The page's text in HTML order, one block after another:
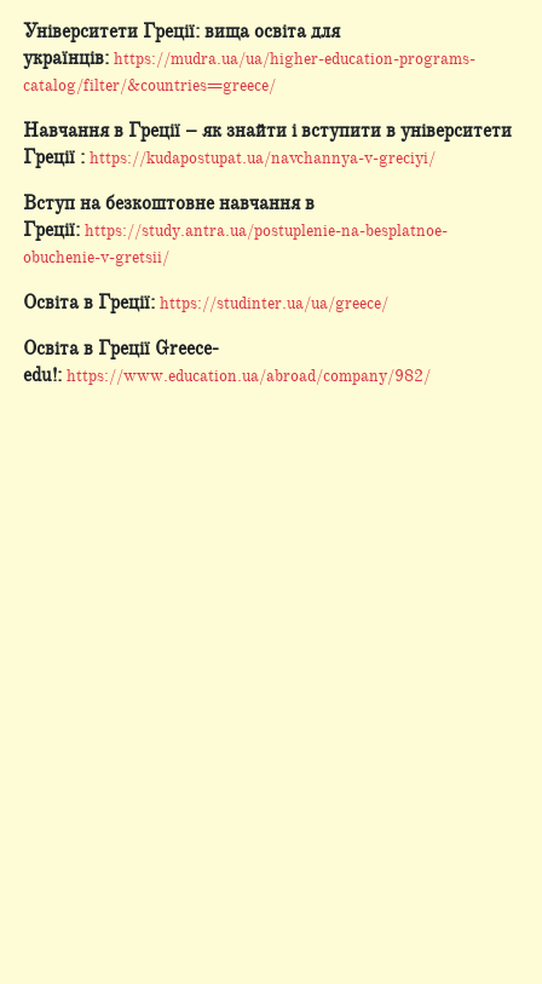
Університети Греції: вища освіта для
українців: https://mudra.ua/ua/higher-education-programs-
catalog/filter/&countries=greece/
Навчання в Греції – як знайти і вступити в університети
Греції : https://kudapostupat.ua/navchannya-v-greciyi/
Вступ на безкоштовне навчання в
Греції: https://study.antra.ua/postuplenie-na-besplatnoe-
obuchenie-v-gretsii/
Освіта в Греції: https://studinter.ua/ua/greece/
Освіта в Греції Greece-
edu!: https://www.education.ua/abroad/company/982/